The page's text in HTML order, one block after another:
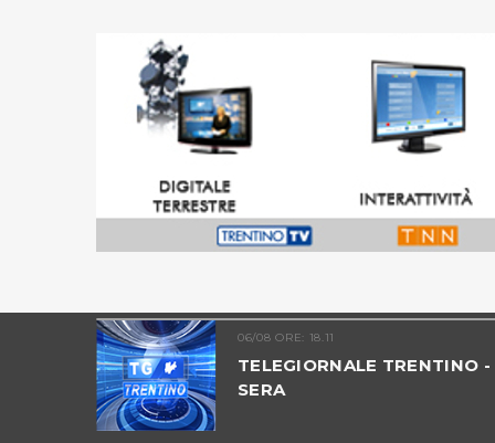
06/08 ORE: 18.11
TELEGIORNALE TRENTINO -
SERA